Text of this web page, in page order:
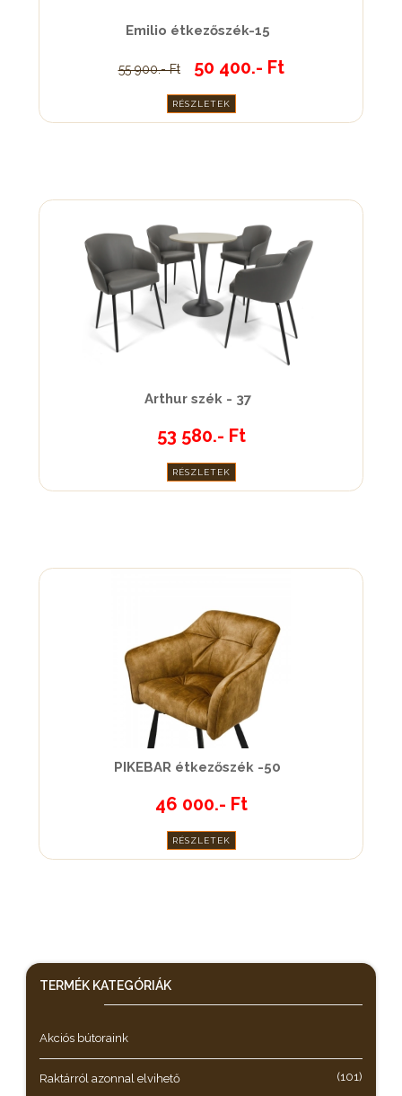
Emilio étkezőszék-15
55 900.- Ft 50 400.- Ft
RÉSZLETEK
Arthur szék - 37
53 580.- Ft
RÉSZLETEK
PIKEBAR étkezőszék -50
46 000.- Ft
RÉSZLETEK
TERMÉK KATEGÓRIÁK
Akciós bútoraink
Raktárról azonnal elvihető (101)